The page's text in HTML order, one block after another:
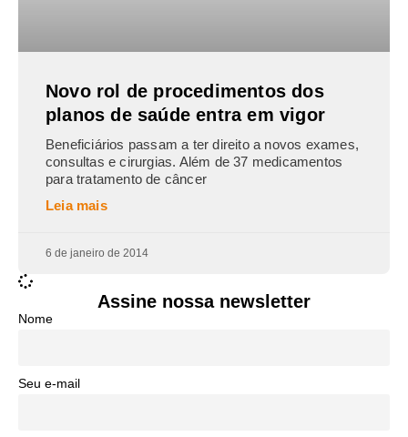
Novo rol de procedimentos dos
planos de saúde entra em vigor
Beneficiários passam a ter direito a novos exames,
consultas e cirurgias. Além de 37 medicamentos
para tratamento de câncer
Leia mais
6 de janeiro de 2014
Assine nossa newsletter
Nome
Seu e-mail